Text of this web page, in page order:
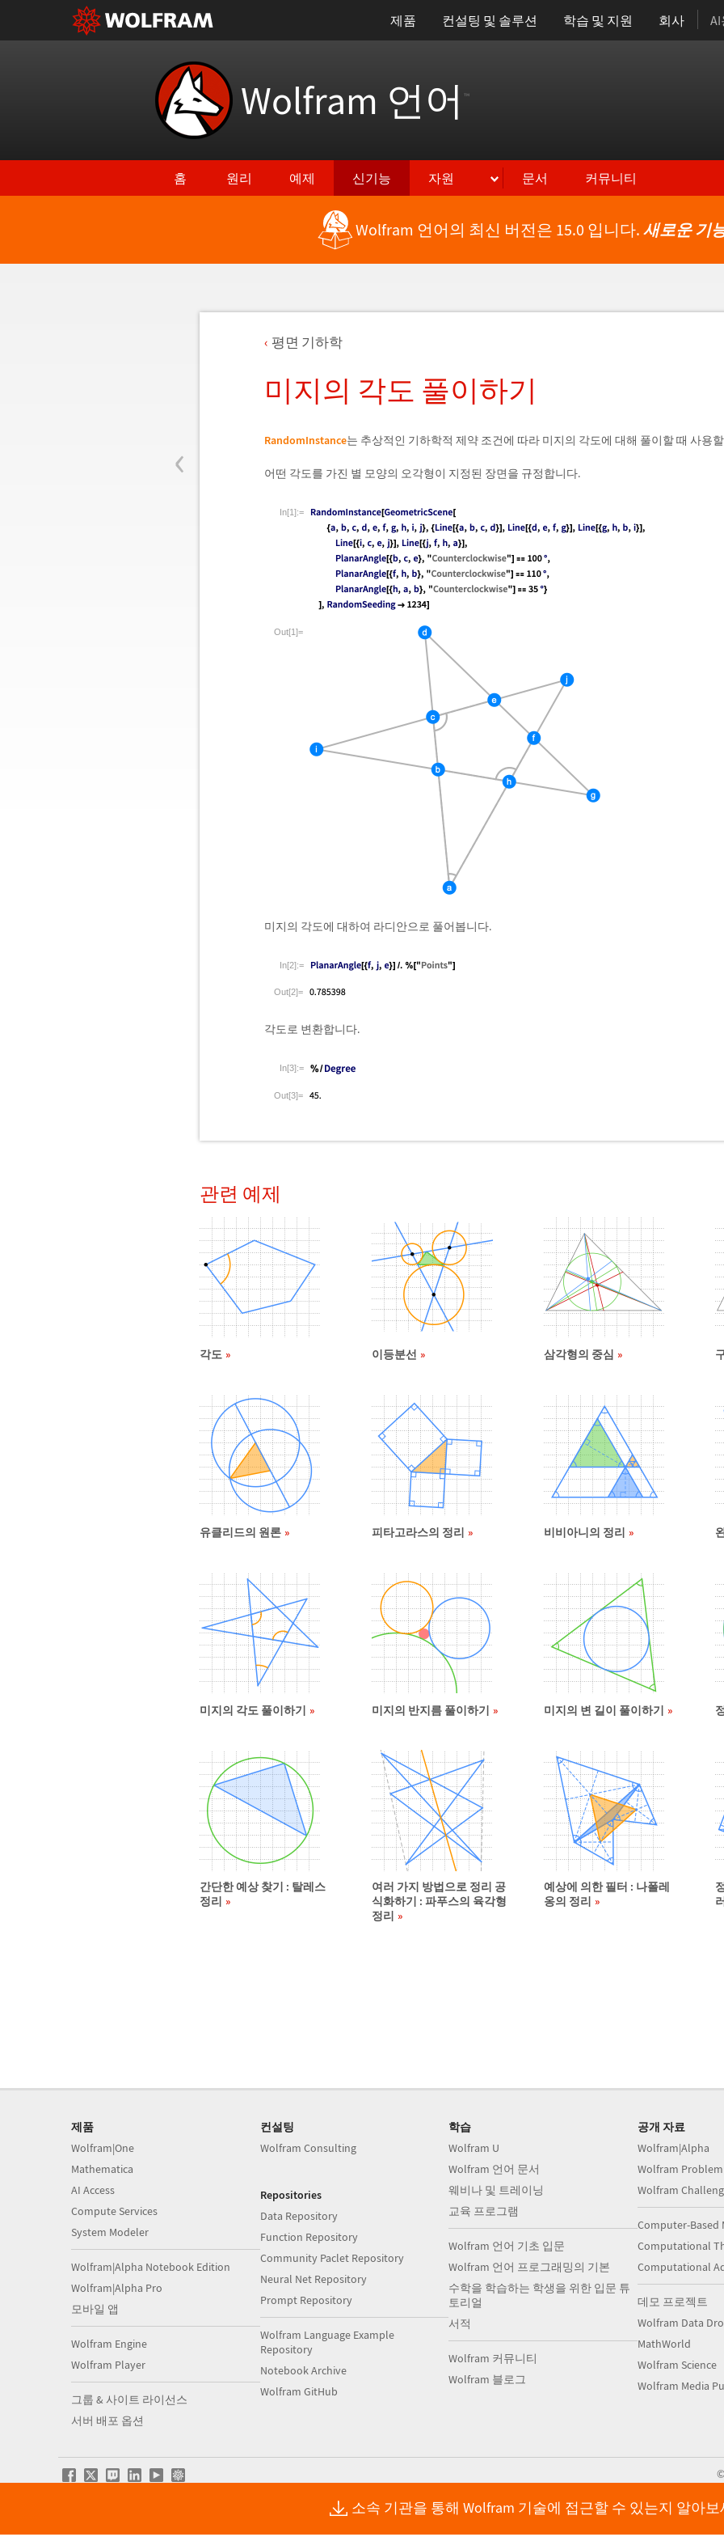
제품 컨설팅 및 솔루션 학습 및 지원 회사
Wolfram 언어 ™
홈 원리 예제 신기능 자원 문서 커뮤니티
Wolfram 언어의 최신 버전은 15.0 입니다. 새로운 기
‹
평면 기하학
미지의 각도 풀이하기
RandomInstance는 추상적인 기하학적 제약 조건에 따라 미지의 각도에 대해 풀이할 때 사용
어떤 각도를 가진 별 모양의 오각형이 지정된 장면을 규정합니다.
In[1]:=
Out[1]=
미지의 각도에 대하여 라디안으로 풀어봅니다.
In[2]:=
Out[2]=
각도로 변환합니다.
In[3]:=
Out[3]=
관련 예제
각도 이등분선 삼각형의 중심
유클리드의 원론 피타고라스의 정리 비비아니의 정리
미지의 각도 풀이하기 미지의 반지름 풀이하기 미지의 변 길이 풀이하기
간단한 예상 찾기 : 탈레스
정리
여러 가지 방법으로 정리 공
식화하기 : 파푸스의 육각형
정리
예상에 의한 필터 : 나폴레
옹의 정리
제품
Wolfram|One
Mathematica
AI Access
Compute Services
System Modeler
Wolfram|Alpha Notebook Edition
Wolfram|Alpha Pro
모바일 앱
Wolfram Engine
Wolfram Player
그룹 & 사이트 라이선스
서버 배포 옵션
컨설팅
Wolfram Consulting
Repositories
Data Repository
Function Repository
Community Paclet Repository
Neural Net Repository
Prompt Repository
Wolfram Language Example
Repository
Notebook Archive
Wolfram GitHub
학습
Wolfram U
Wolfram 언어 문서
웨비나 및 트레이닝
교육 프로그램
Wolfram 언어 기초 입문
Wolfram 언어 프로그래밍의 기본
수학을 학습하는 학생을 위한 입문 튜
토리얼
서적
Wolfram 커뮤니티
Wolfram 블로그
공개 자료
Wolfram|Alpha
Wolfram
Wolfram
Computer-Based
Computational
Computational
데모 프로젝트
Wolfram Data
MathWorld
Wolfram Science
Wolfram Media
소속 기관을 통해 Wolfram 기술에 접근할 수 있는지 알아보